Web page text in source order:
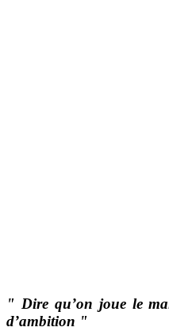
" Dire qu’on joue le
d’ambition "